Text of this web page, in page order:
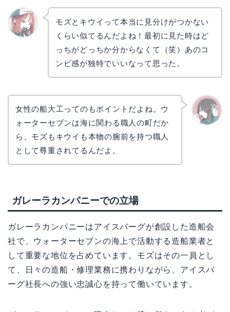
モズとキウイって本当に見分けがつかない
くらい似てるんだよね！最初に見た時はど
っちがどっちか分からなくて（笑）あのコ
ンビ感が独特でいいなって思った。
女性の船大工ってのもポイントだよね。ウ
ォーターセブンは海に関わる職人の町だか
ら、モズもキウイも本物の腕前を持つ職人
として尊重されてるんだよ。
ガレーラカンパニーでの立場
ガレーラカンパニーはアイスバーグが創設した造船会
社で、ウォーターセブンの海上で活動する造船業者と
して重要な地位を占めています。モズはその一員とし
て、日々の造船・修理業務に携わりながら、アイスバ
ーグ社長への強い忠誠心を持って働いています。